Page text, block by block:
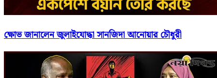
ক্ষোভ জানালেন জুলাইযোদ্ধা সানজিদা আনোয়ার চৌধুরী